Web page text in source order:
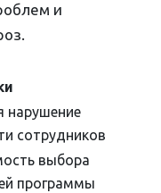
и
нарушение
сотрудников
выбора
программы